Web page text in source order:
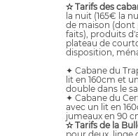
✫ Tarifs des
la nuit (165€ la
de maison (dont
faits), produits
plateau de
disposition,
✦ Cabane du
lit en 160cm et
double dans le
✦ Cabane du
avec un lit en
jumeaux en 90
✫ Tarifs de la